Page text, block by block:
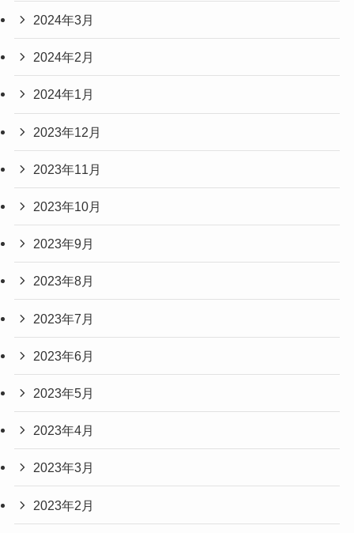
2024年3月
2024年2月
2024年1月
2023年12月
2023年11月
2023年10月
2023年9月
2023年8月
2023年7月
2023年6月
2023年5月
2023年4月
2023年3月
2023年2月